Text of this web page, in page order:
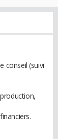
conseil (suivi